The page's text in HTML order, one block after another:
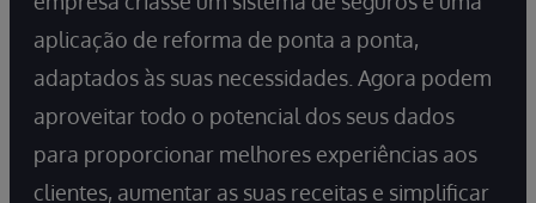
aplicação de reforma de ponta a ponta,
adaptados às suas necessidades. Agora podem
aproveitar todo o potencial dos seus dados
para proporcionar melhores experiências aos
clientes, aumentar as suas receitas e simplificar